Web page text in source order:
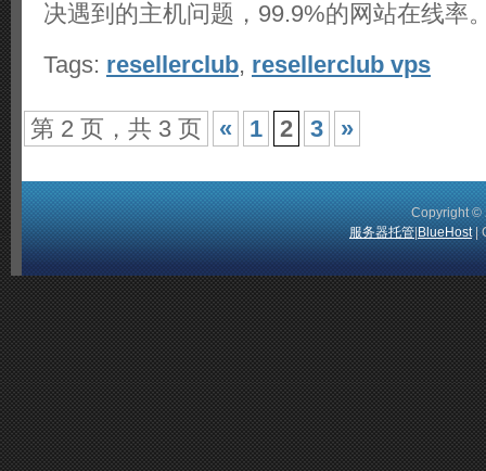
决遇到的主机问题，99.9%的网站在线率
Tags: resellerclub, resellerclub vps
第 2 页，共 3 页 « 1 2 3 »
Copyright ©
服务器托管| BlueHost|